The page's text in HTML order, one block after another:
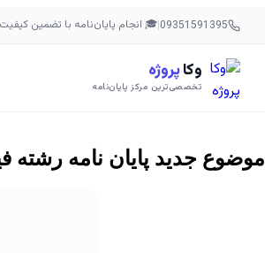
09351591395
|🎓 انجام پایان‌نامه با تضمین کیفیت
وکاپروژه
تخصصی‌ترین مرکز پایان‌نامه
موضوع جدید پایان نامه رشته